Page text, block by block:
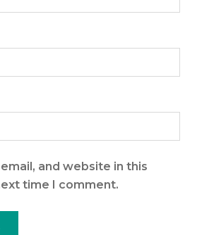
and website in this
time I comment.